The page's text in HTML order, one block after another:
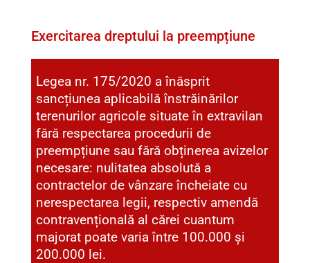
Exercitarea dreptului la preempțiune
Legea nr. 175/2020 a înăsprit
sancțiunea aplicabilă înstrăinărilor
terenurilor agricole situate în extravilan
fără respectarea procedurii de
preempțiune sau fără obținerea avizelor
necesare: nulitatea absolută a
contractelor de vânzare încheiate cu
nerespectarea legii, respectiv amendă
contravențională al cărei cuantum
majorat poate varia între 100.000 și
200.000 lei.